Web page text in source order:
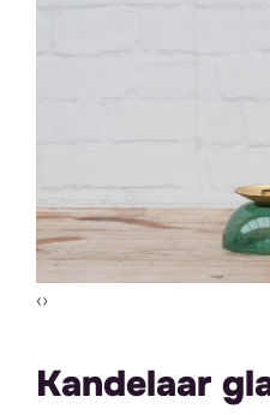
‹Vorige slide
›Volgende slide
Kandelaar